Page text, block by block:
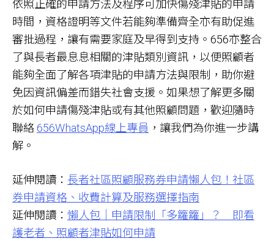
依照正確的申請方法及程序可加快傷殘津貼的申請
時間，資格證明等文件若能夠準備齊全亦有助促進
審批過程，讓有需要家庭及早得到支持。656亦整合
了與長者最息息相關的津貼類別資訊，以便照顧者
能夠全面了解各項津貼的申請方法與限制，助你避
免因資訊偏差而錯失社會支援。如果想了解更多關
於如何申請傷殘津貼或有其他照顧問題，歡迎隨時
聯絡656WhatsApp線上專員 ，讓我們為你進一步講
解。
延伸閱讀： 長者社區照顧服務券申請懶人包！社區
券申請資格、收費計算及服務選擇指南
延伸閱讀： 懶人包｜申請限制「多籮籮」？ 即看
護老者、照顧者津貼如何申請